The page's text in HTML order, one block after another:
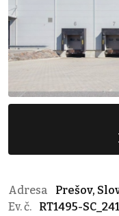
Adresa
Prešov,
Ev. č.
RT1495-SC_241